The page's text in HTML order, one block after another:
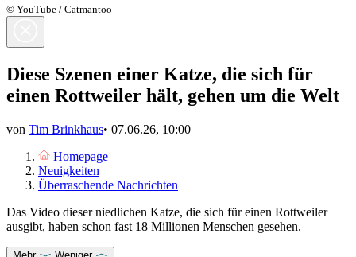
© YouTube / Catmantoo
Diese Szenen einer Katze, die sich für
einen Rottweiler hält, gehen um die Welt
von Tim Brinkhaus• 07.06.26, 10:00
Homepage
Neuigkeiten
Überraschende Nachrichten
Das Video dieser niedlichen Katze, die sich für einen Rottweiler
ausgibt, haben schon fast 18 Millionen Menschen gesehen.